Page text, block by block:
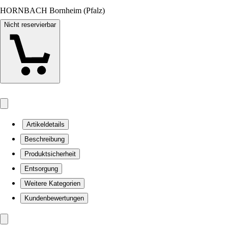
HORNBACH Bornheim (Pfalz)
Nicht reservierbar
Artikeldetails
Beschreibung
Produktsicherheit
Entsorgung
Weitere Kategorien
Kundenbewertungen